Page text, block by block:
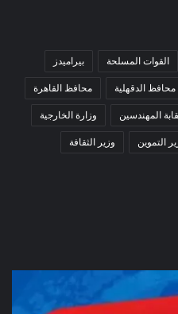
القوات المسلحة
بيراميدز
محافظ الدقهلية
محافظ القاهرة
المهندسين
وزارة الخارجية
التموين
وزير الثقافة